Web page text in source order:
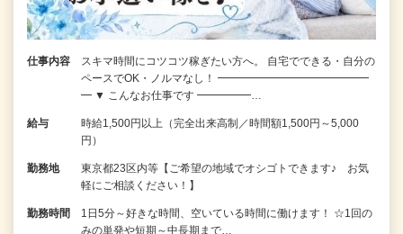
仕事内容
スキマ時間にコツコツ稼ぎたい方へ。 自宅でできる・自分の
ペースでOK・ノルマなし！ ━━━━━━━━━━━━━━
━ ▼ こんなお仕事です ━━━━━…
給与
時給1,500円以上（完全出来高制／時間額1,500円～5,000
円）
勤務地
東京都23区内等【ご希望の地域でオシゴトできます♪ お気
軽にご相談ください！】
勤務時間
1日5分～好きな時間、空いている時間に働けます！ ☆1回の
みの単発や短期～中長期まで…